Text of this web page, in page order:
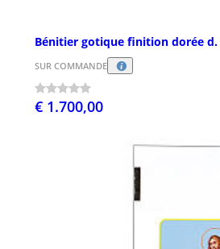
Bénitier gotique finition dorée d.
SUR COMMANDE
€ 1.700,00